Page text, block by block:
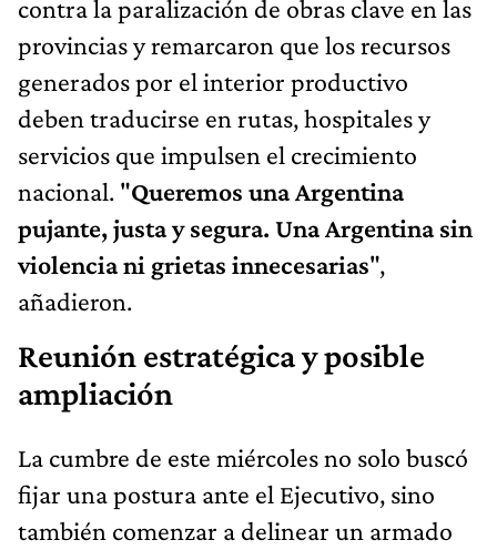
contra la paralización de obras clave en las
provincias y remarcaron que los recursos
generados por el interior productivo
deben traducirse en rutas, hospitales y
servicios que impulsen el crecimiento
nacional. "Queremos una Argentina
pujante, justa y segura. Una Argentina sin
violencia ni grietas innecesarias",
añadieron.
Reunión estratégica y posible
ampliación
La cumbre de este miércoles no solo buscó
fijar una postura ante el Ejecutivo, sino
también comenzar a delinear un armado